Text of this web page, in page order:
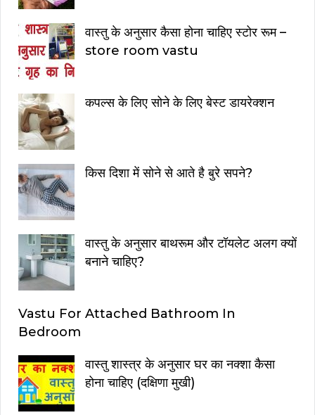
वास्तु के अनुसार कैसा होना चाहिए स्टोर रूम –
store room vastu
कपल्स के लिए सोने के लिए बेस्ट डायरेक्शन
किस दिशा में सोने से आते है बुरे सपने?
वास्तु के अनुसार बाथरूम और टॉयलेट अलग क्यों
बनाने चाहिए?
Vastu For Attached Bathroom In
Bedroom
वास्तु शास्त्र के अनुसार घर का नक्शा कैसा
होना चाहिए (दक्षिणा मुखी)